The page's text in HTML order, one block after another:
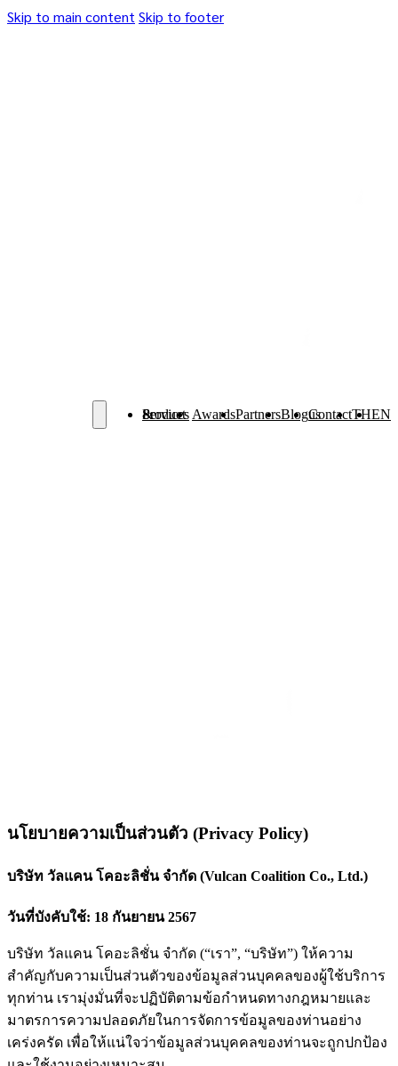
Skip to main content Skip to footer
Services & Product AwardsPartnersBlogContact us THEN
นโยบายความเป็นส่วนตัว (Privacy Policy)
บริษัท วัลแคน โคอะลิชั่น จำกัด (Vulcan Coalition Co., Ltd.)
วันที่บังคับใช้: 18 กันยายน 2567
บริษัท วัลแคน โคอะลิชั่น จำกัด (“เรา”, “บริษัท”) ให้ความ
สำคัญกับความเป็นส่วนตัวของข้อมูลส่วนบุคคลของผู้ใช้บริการ
ทุกท่าน เรามุ่งมั่นที่จะปฏิบัติตามข้อกำหนดทางกฎหมายและ
มาตรการความปลอดภัยในการจัดการข้อมูลของท่านอย่าง
เคร่งครัด เพื่อให้แน่ใจว่าข้อมูลส่วนบุคคลของท่านจะถูกปกป้อง